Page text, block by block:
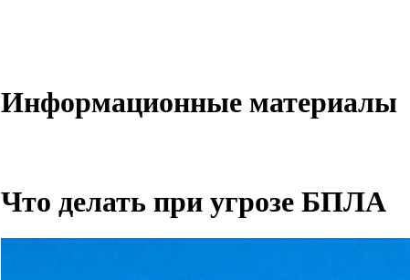
Информационные материалы
Что делать при угрозе БПЛА